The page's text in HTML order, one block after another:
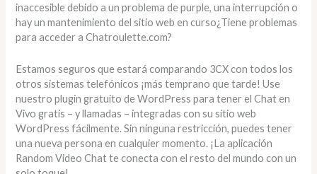
inaccesible debido a un problema de purple, una interrupción o
hay un mantenimiento del sitio web en curso¿Tiene problemas
para acceder a Chatroulette.com?
Estamos seguros que estará comparando 3CX con todos los
otros sistemas telefónicos ¡más temprano que tarde! Use
nuestro plugin gratuito de WordPress para tener el Chat en
Vivo gratis – y llamadas – integradas con su sitio web
WordPress fácilmente. Sin ninguna restricción, puedes tener
una nueva persona en cualquier momento. ¡La aplicación
Random Video Chat te conecta con el resto del mundo con un